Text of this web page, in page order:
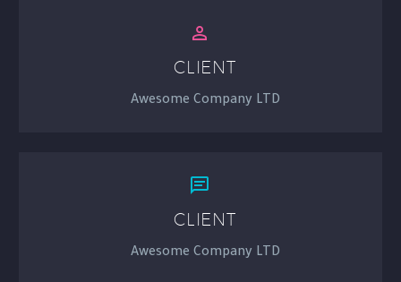


CLIENT
Awesome Company LTD


CLIENT
Awesome Company LTD